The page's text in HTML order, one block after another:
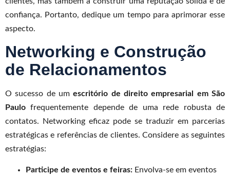
confiança. Portanto, dedique um tempo para aprimorar esse
aspecto.
Networking e Construção
de Relacionamentos
O sucesso de umescritório de direito empresarial em São
Paulo frequentemente depende de uma rede robusta de
contatos. Networking eficaz pode se traduzir em parcerias
estratégicas e referências de clientes. Considere as seguintes
estratégias:
Participe de eventos e feiras: Envolva-se em eventos